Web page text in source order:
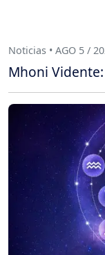
Noticias • AGO 5 /
Mhoni